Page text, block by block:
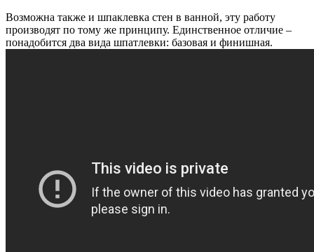
Возможна также и шпаклевка стен в ванной, эту работу
производят по тому же принципу. Единственное отличие –
понадобится два вида шпатлевки: базовая и финишная.